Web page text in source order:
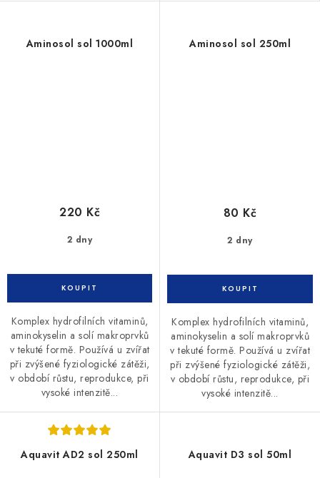
Aminosol sol 1000ml
2 dny
220 Kč
Komplex hydrofilních vitaminů,
aminokyselin a solí makroprvků
v tekuté formě. Používá u zvířat
při zvýšené fyziologické zátěži,
v období růstu, reprodukce, při
vysoké intenzitě...
Aminosol sol 250ml
2 dny
80 Kč
Komplex hydrofilních vitaminů,
aminokyselin a solí makroprvků
v tekuté formě. Používá u zvířat
při zvýšené fyziologické zátěži,
v období růstu, reprodukce, při
vysoké intenzitě...
Aquavit AD2 sol 250ml Aquavit D3 sol 50ml